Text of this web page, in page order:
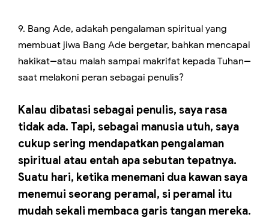
9. Bang Ade, adakah pengalaman spiritual yang
membuat jiwa Bang Ade bergetar, bahkan mencapai
hakikat--atau malah sampai makrifat kepada Tuhan--
saat melakoni peran sebagai penulis?
Kalau dibatasi sebagai penulis, saya rasa
tidak ada. Tapi, sebagai manusia utuh, saya
cukup sering mendapatkan pengalaman
spiritual atau entah apa sebutan tepatnya.
Suatu hari, ketika menemani dua kawan saya
menemui seorang peramal, si peramal itu
mudah sekali membaca garis tangan mereka.